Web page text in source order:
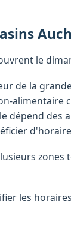
le
de la
alimentaire
dépend des
les